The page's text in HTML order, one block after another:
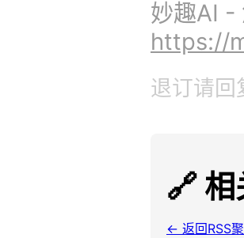
妙趣AI -
https://
退订请回
🔗
← 返回RSS